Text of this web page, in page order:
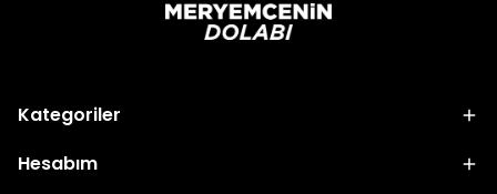
Kategoriler
Hesabım